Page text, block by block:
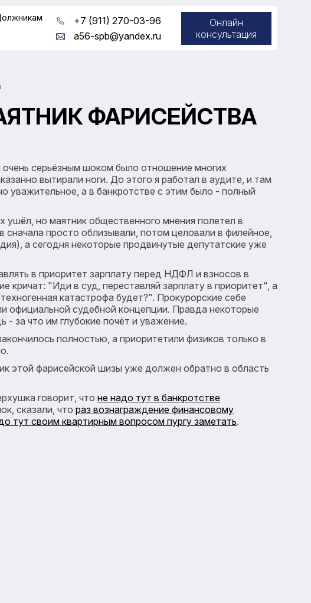
+7 (911) 270-03-96
a56-spb@yandex.ru
Онлайн
консультация
ФАРИСЕЙСТВА
серьёзным шоком было отношение многих
вытирали ноги. До этого я работал в аудите, и там
уважительное, а в банкротстве с этим было - полный
ушёл, но маятник общественного мнения полетел в
просто облизывали, потом целовали в филейное,
а сегодня некоторые продвинутые депутатские уже
в приоритет зарплату перед НДФЛ и взносов в
кричат: "Иди в суд, переставляй зарплату в приоритет", а
катастрофа будет?". Прокурорские себе
официальной судебной концепции. Правда некоторые
- за что им глубокие почёт и уважение.
полностью, а приоритетили физиков только в
этой фарисейской шизы уже должен обратно в область
говорит, что не надо тут в банкротстве
сказали, что раз вознаграждение финансовому
тут своим квартирным вопросом пургу заметать.